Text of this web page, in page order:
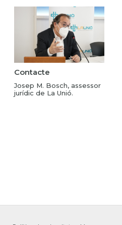
Contacte
Josep M. Bosch, assessor
jurídic de La Unió.